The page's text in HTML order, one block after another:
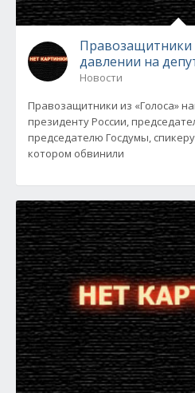
Правозащитники
давлении на
Новости
Правозащитники из «Голоса»
президенту России,
председателю Госдумы,
котором обвинили